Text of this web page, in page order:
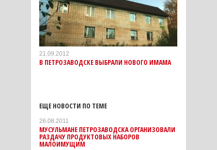
21.09.2012
В ПЕТРОЗАВОДСКЕ ВЫБРАЛИ НОВОГО ИМАМА
ЕЩЕ НОВОСТИ ПО ТЕМЕ
26.08.2011
МУСУЛЬМАНЕ ПЕТРОЗАВОДСКА ОРГАНИЗОВАЛИ
РАЗДАЧУ ПРОДУКТОВЫХ НАБОРОВ
МАЛОИМУЩИМ